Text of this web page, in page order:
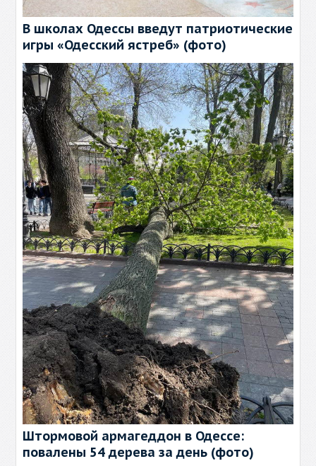
В школах Одессы введут патриотические
игры «Одесский ястреб» (фото)
Штормовой армагеддон в Одессе:
повалены 54 дерева за день (фото)